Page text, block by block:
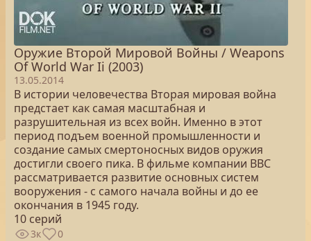
Оружие Второй Мировой Войны / Weapons
Of World War Ii (2003)
13.05.2014
В истории человечества Вторая мировая война
предстает как самая масштабная и
разрушительная из всех войн. Именно в этот
период подъем военной промышленности и
создание самых смертоносных видов оружия
достигли своего пика. В фильме компании ВВС
рассматривается развитие основных систем
вооружения - с самого начала войны и до ее
окончания в 1945 году.
10 серий
3к 0